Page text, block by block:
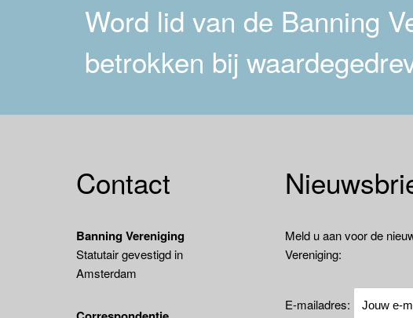
Word lid van de Banning
betrokken bij
Contact
Banning Vereniging
Statutair gevestigd in
Amsterdam
Meld u aan voor de
Vereniging:
E-mailadres: